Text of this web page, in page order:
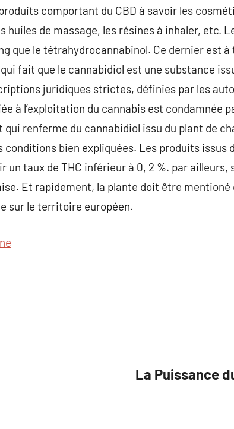
comportant du CBD à savoir les
huiles de massage, les résines à inhaler, etc.
que le tétrahydrocannabinol. Ce dernier est
fait que le cannabidiol est une substance
juridiques strictes, définies par les
à l’exploitation du cannabis est condamnée
renferme du cannabidiol issu du plant de
bien expliquées. Les produits issus
un taux de THC inférieur à 0, 2 %. par ailleurs,
Et rapidement, la plante doit être mentioné
sur le territoire européen.
La Puissance